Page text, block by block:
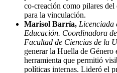
co-creación como pilares
para la vinculación.
Marisol Barría, Licenciada
Educación. Coordinadora
Facultad de Ciencias de la
generar la Huella de Género
herramienta que permitió
políticas internas. Lideró el